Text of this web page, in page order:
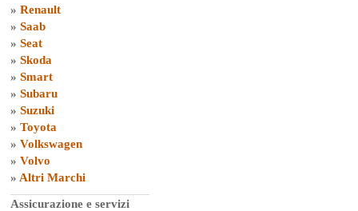
» Renault
» Saab
» Seat
» Skoda
» Smart
» Subaru
» Suzuki
» Toyota
» Volkswagen
» Volvo
» Altri Marchi
Assicurazione e servizi